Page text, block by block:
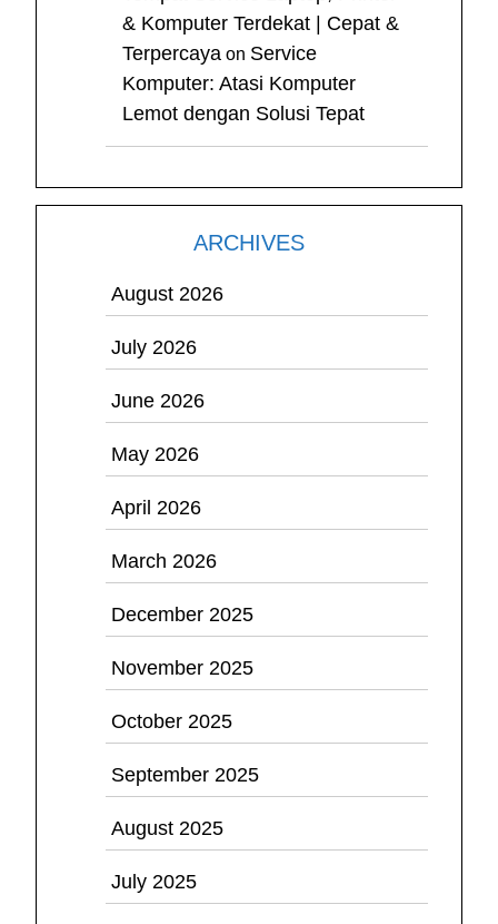
& Komputer Terdekat | Cepat &
Terpercaya on Service
Komputer: Atasi Komputer
Lemot dengan Solusi Tepat
ARCHIVES
August 2026
July 2026
June 2026
May 2026
April 2026
March 2026
December 2025
November 2025
October 2025
September 2025
August 2025
July 2025